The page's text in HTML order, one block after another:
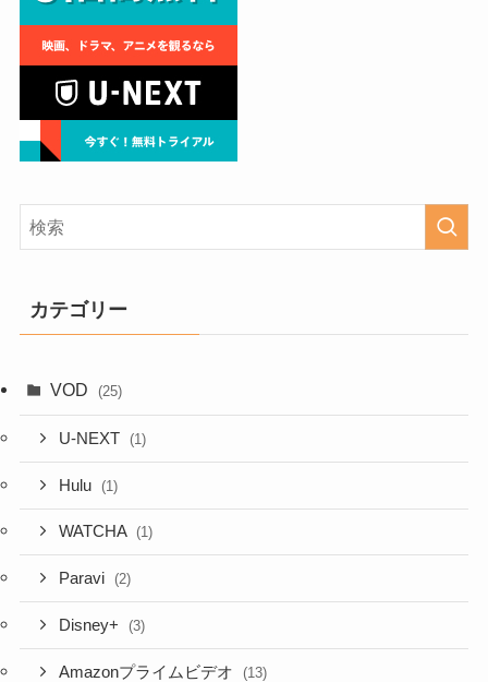
カテゴリー
VOD (25)
U-NEXT (1)
Hulu (1)
WATCHA (1)
Paravi (2)
Disney+ (3)
Amazonプライムビデオ (13)